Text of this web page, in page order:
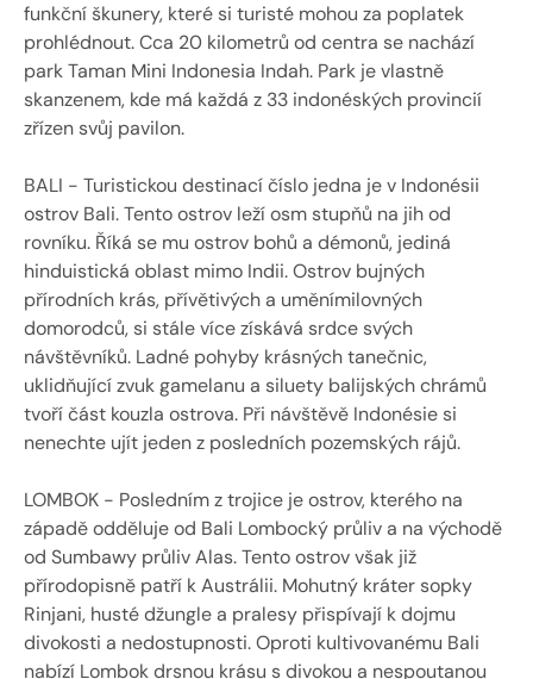
funkční škunery, které si turisté mohou za poplatek
prohlédnout. Cca 20 kilometrů od centra se nachází
park Taman Mini Indonesia Indah. Park je vlastně
skanzenem, kde má každá z 33 indonéských provincií
zřízen svůj pavilon.
BALI - Turistickou destinací číslo jedna je v Indonésii
ostrov Bali. Tento ostrov leží osm stupňů na jih od
rovníku. Říká se mu ostrov bohů a démonů, jediná
hinduistická oblast mimo Indii. Ostrov bujných
přírodních krás, přívětivých a uměnímilovných
domorodců, si stále více získává srdce svých
návštěvníků. Ladné pohyby krásných tanečnic,
uklidňující zvuk gamelanu a siluety balijských chrámů
tvoří část kouzla ostrova. Při návštěvě Indonésie si
nenechte ujít jeden z posledních pozemských rájů.
LOMBOK - Posledním z trojice je ostrov, kterého na
západě odděluje od Bali Lombocký průliv a na východě
od Sumbawy průliv Alas. Tento ostrov však již
přírodopisně patří k Austrálii. Mohutný kráter sopky
Rinjani, husté džungle a pralesy přispívají k dojmu
divokosti a nedostupnosti. Oproti kultivovanému Bali
nabízí Lombok drsnou krásu s divokou a nespoutanou